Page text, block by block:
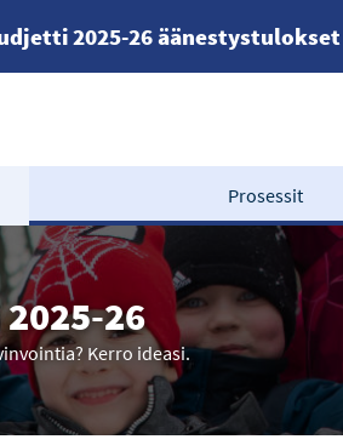
2025-26 äänestystulokset
Prosessit
26
Kerro ideasi.